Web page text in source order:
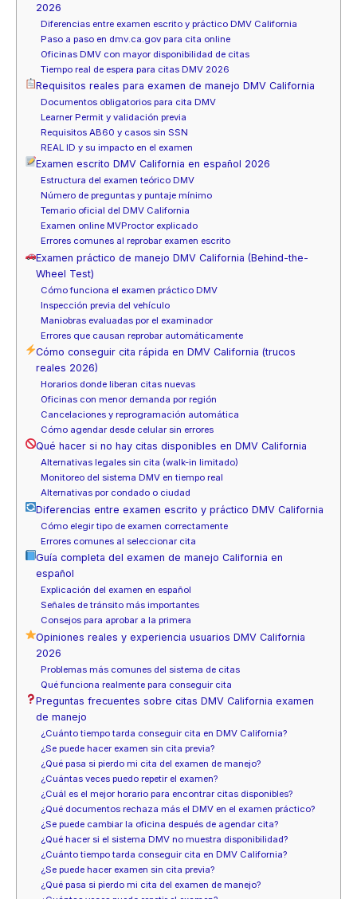
2026
Diferencias entre examen escrito y práctico DMV California
Paso a paso en dmv.ca.gov para cita online
Oficinas DMV con mayor disponibilidad de citas
Tiempo real de espera para citas DMV 2026
Requisitos reales para examen de manejo DMV California
Documentos obligatorios para cita DMV
Learner Permit y validación previa
Requisitos AB60 y casos sin SSN
REAL ID y su impacto en el examen
Examen escrito DMV California en español 2026
Estructura del examen teórico DMV
Número de preguntas y puntaje mínimo
Temario oficial del DMV California
Examen online MVProctor explicado
Errores comunes al reprobar examen escrito
Examen práctico de manejo DMV California (Behind-the-
Wheel Test)
Cómo funciona el examen práctico DMV
Inspección previa del vehículo
Maniobras evaluadas por el examinador
Errores que causan reprobar automáticamente
Cómo conseguir cita rápida en DMV California (trucos
reales 2026)
Horarios donde liberan citas nuevas
Oficinas con menor demanda por región
Cancelaciones y reprogramación automática
Cómo agendar desde celular sin errores
Qué hacer si no hay citas disponibles en DMV California
Alternativas legales sin cita (walk-in limitado)
Monitoreo del sistema DMV en tiempo real
Alternativas por condado o ciudad
Diferencias entre examen escrito y práctico DMV California
Cómo elegir tipo de examen correctamente
Errores comunes al seleccionar cita
Guía completa del examen de manejo California en
español
Explicación del examen en español
Señales de tránsito más importantes
Consejos para aprobar a la primera
Opiniones reales y experiencia usuarios DMV California
2026
Problemas más comunes del sistema de citas
Qué funciona realmente para conseguir cita
Preguntas frecuentes sobre citas DMV California examen
de manejo
¿Cuánto tiempo tarda conseguir cita en DMV California?
¿Se puede hacer examen sin cita previa?
¿Qué pasa si pierdo mi cita del examen de manejo?
¿Cuántas veces puedo repetir el examen?
¿Cuál es el mejor horario para encontrar citas disponibles?
¿Qué documentos rechaza más el DMV en el examen práctico?
¿Se puede cambiar la oficina después de agendar cita?
¿Qué hacer si el sistema DMV no muestra disponibilidad?
¿Cuánto tiempo tarda conseguir cita en DMV California?
¿Se puede hacer examen sin cita previa?
¿Qué pasa si pierdo mi cita del examen de manejo?